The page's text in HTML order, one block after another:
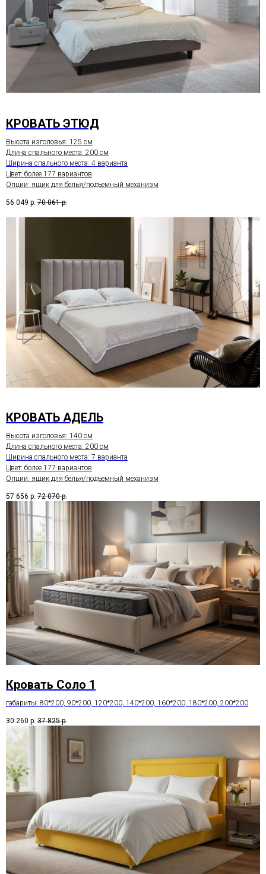
КРОВАТЬ ЭТЮД
Высота изголовья: 125 см
Длина спального места: 200 см
Ширина спального места: 4 варианта
Цвет: более 177 вариантов
Опции: ящик для белья/подъемный механизм
56 049 р. 70 061 р.
КРОВАТЬ АДЕЛЬ
Высота изголовья: 140 см
Длина спального места: 200 см
Ширина спального места: 7 варианта
Цвет: более 177 вариантов
Опции: ящик для белья/подъемный механизм
57 656 р. 72 070 р.
Кровать Соло 1
габариты: 80*200, 90*200, 120*200, 140*200, 160*200, 180*200, 200*200
30 260 р. 37 825 р.